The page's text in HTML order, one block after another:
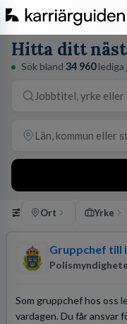
Hitta ditt
Sök bland 34 960lediga
Ort Yrke
Gruppchef till
Som gruppchef hos oss
vardagen. Du får ansvar